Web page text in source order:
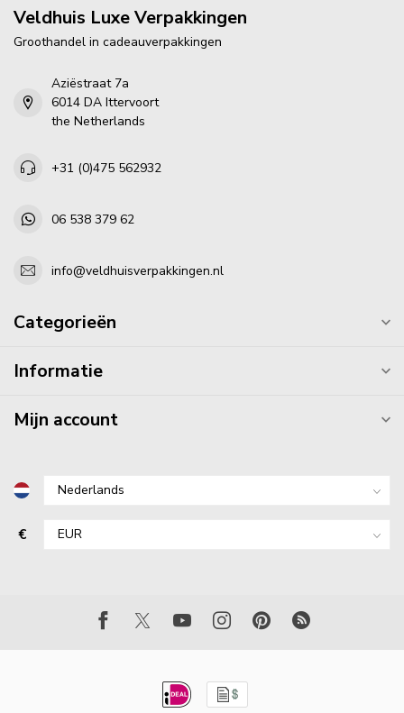
Veldhuis Luxe Verpakkingen
Groothandel in cadeauverpakkingen
Aziëstraat 7a
6014 DA Ittervoort
the Netherlands
+31 (0)475 562932
06 538 379 62
info@veldhuisverpakkingen.nl
Categorieën
Informatie
Mijn account
€